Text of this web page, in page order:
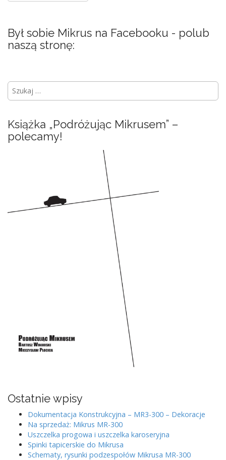
Był sobie Mikrus na Facebooku - polub
naszą stronę:
S
a
j
:
Książka „Podróżując Mikrusem” –
polecamy!
Ostatnie wpisy
Dokumentacja Konstrukcyjna – MR3-300 – Dekoracje
Na sprzedaż: Mikrus MR-300
Uszczelka progowa i uszczelka karoseryjna
Spinki tapicerskie do Mikrusa
Schematy, rysunki podzespołów Mikrusa MR-300